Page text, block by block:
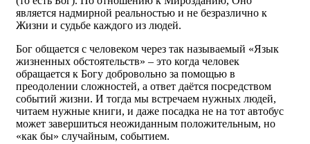
является надмирной реальностью и не безразлично к
Жизни и судьбе каждого из людей.
Бог общается с человеком через так называемый «Язык
жизненных обстоятельств» – это когда человек
обращается к Богу добровольно за помощью в
преодолении сложностей, а ответ даётся посредством
событий жизни. И тогда мы встречаем нужных людей,
читаем нужные книги, и даже посадка не на тот автобус
может завершиться неожиданным положительным, но
«как бы» случайным, событием.